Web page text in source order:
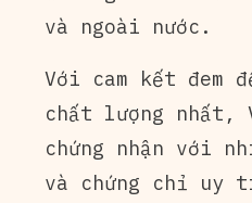
và ngoài nước.
Với cam kết đem
chất lượng nhất,
chứng nhận với
và chứng chỉ uy